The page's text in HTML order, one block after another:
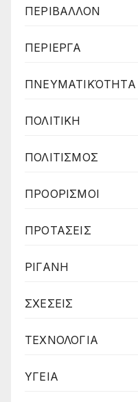
ΠΕΡΙΒΑΛΛΟΝ
ΠΕΡΙΕΡΓΑ
ΠΝΕΥΜΑΤΙΚΌΤΗΤΑ
ΠΟΛΙΤΙΚΗ
ΠΟΛΙΤΙΣΜΟΣ
ΠΡΟΟΡΙΣΜΟΙ
ΠΡΟΤΑΣΕΙΣ
ΡΙΓΑΝΗ
ΣΧΕΣΕΙΣ
ΤΕΧΝΟΛΟΓΙΑ
ΥΓΕΙΑ